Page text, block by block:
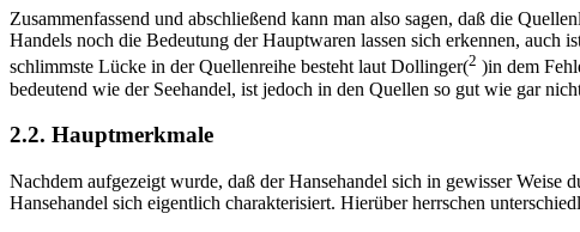
Zusammenfassend und abschließend kann man also sagen, daß die
Handels noch die Bedeutung der Hauptwaren lassen sich erkennen, auch
schlimmste Lücke in der Quellenreihe besteht laut Dollinger(2 )in dem
bedeutend wie der Seehandel, ist jedoch in den Quellen so gut wie gar
2.2. Hauptmerkmale
Nachdem aufgezeigt wurde, daß der Hansehandel sich in gewisser
Hansehandel sich eigentlich charakterisiert. Hierüber herrschen